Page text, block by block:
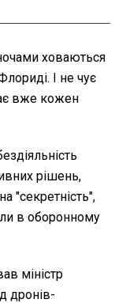
ховаються
І не чує
вже кожен
рішень,
"секретність",
в оборонному
міністр
дронів-